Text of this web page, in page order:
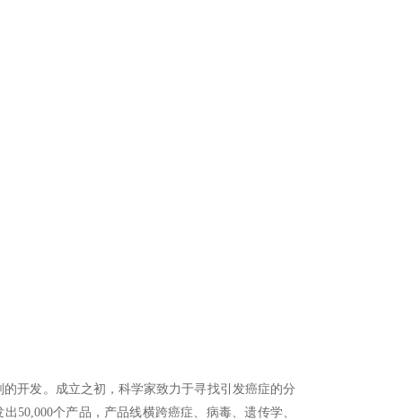
开发。成立之初，科学家致力于寻找引发癌症的分
50,000个产品，产品线横跨癌症、病毒、遗传学、